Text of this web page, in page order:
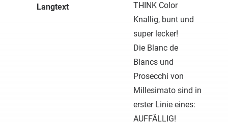
Langtext
THINK Color
Knallig, bunt und
super lecker!
Die Blanc de
Blancs und
Prosecchi von
Millesimato sind in
erster Linie eines:
AUFFÄLLIG!